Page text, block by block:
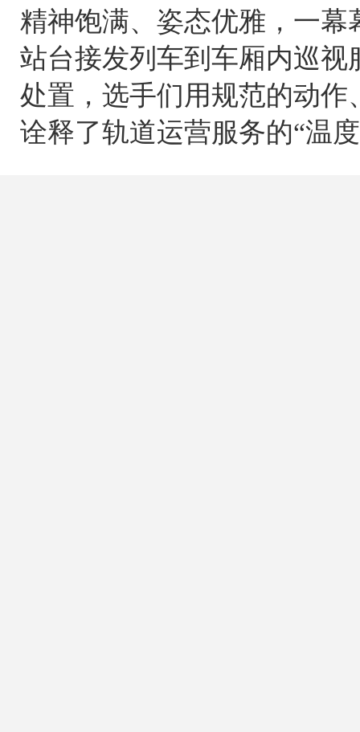
精神饱满、姿态优雅，一
站台接发列车到车厢内巡
处置，选手们用规范的动
诠释了轨道运营服务的“温度